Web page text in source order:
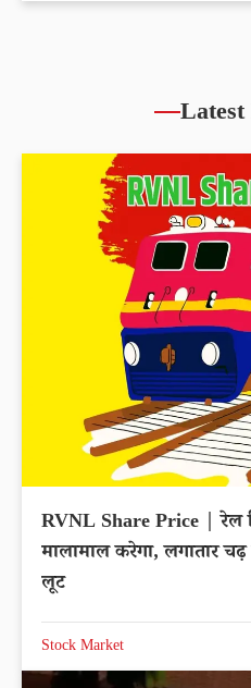
Latest
RVNL Share Price | रेल
मालामाल करेगा, लगातार
लूट
Stock Market